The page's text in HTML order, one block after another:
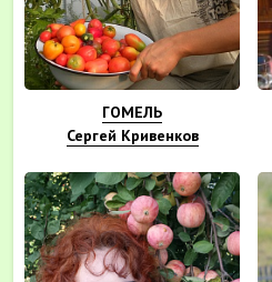
ГОМЕЛЬ
Сергей Кривенков